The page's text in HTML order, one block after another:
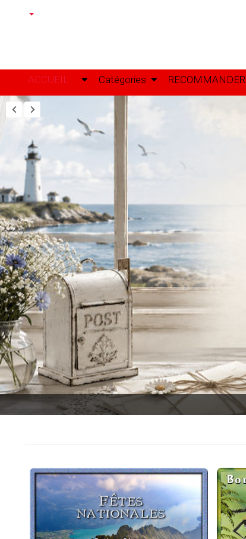
ACCUEIL Catégories RECOMMANDER